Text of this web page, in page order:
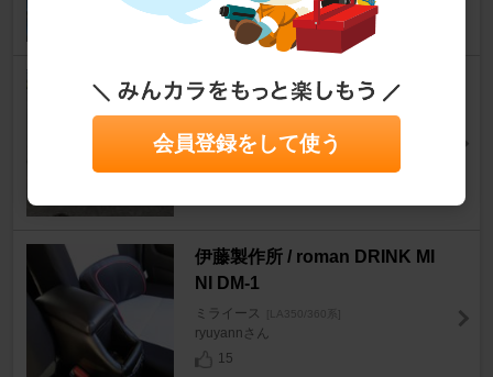
12
WIRUS WIN レーシングマフラ
ミライース [LA350/360系]
Jun350さん
伊藤製作所 / roman DRINK MI
NI DM-1
ミライース [LA350/360系]
ryuyannさん
15
会員登録をして使う